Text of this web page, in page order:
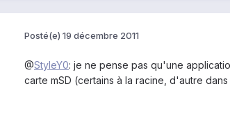
Posté(e) 19 décembre 2011
@StyleY0: je ne pense pas qu'une
carte mSD (certains à la racine, d'autre